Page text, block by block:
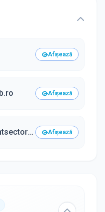
Afișează
Afișează
Afișează